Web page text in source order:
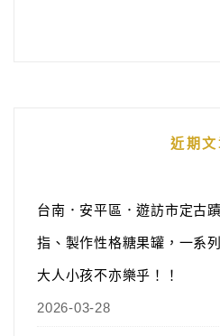
近期文
台南．安平區．遊訪市定古
指、製作性格糖果罐，一系
大人小孩不亦樂乎！！
2026-03-28